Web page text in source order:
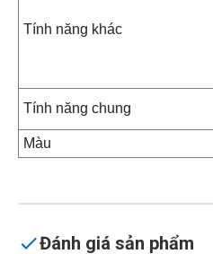
Tính năng khác
Tính năng chung
Màu
Đánh giá sản phẩm